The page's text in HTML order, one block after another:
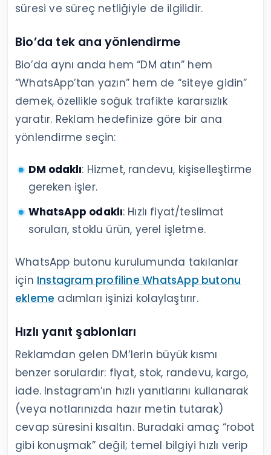
süresi ve süreç netliğiyle de ilgilidir.
Bio’da tek ana yönlendirme
Bio’da aynı anda hem “DM atın” hem
“WhatsApp’tan yazın” hem de “siteye gidin”
demek, özellikle soğuk trafikte kararsızlık
yaratır. Reklam hedefinize göre bir ana
yönlendirme seçin:
DM odaklı: Hizmet, randevu, kişiselleştirme
gereken işler.
WhatsApp odaklı: Hızlı fiyat/teslimat
soruları, stoklu ürün, yerel işletme.
WhatsApp butonu kurulumunda takılanlar
için Instagram profiline WhatsApp butonu
ekleme adımları işinizi kolaylaştırır.
Hızlı yanıt şablonları
Reklamdan gelen DM’lerin büyük kısmı
benzer sorulardır: fiyat, stok, randevu, kargo,
iade. Instagram’ın hızlı yanıtlarını kullanarak
(veya notlarınızda hazır metin tutarak)
cevap süresini kısaltın. Buradaki amaç “robot
gibi konuşmak” değil; temel bilgiyi hızlı verip